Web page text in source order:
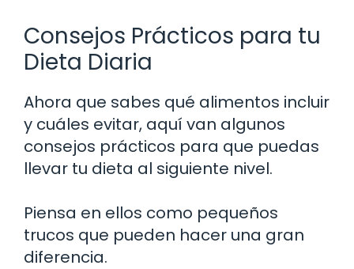
Consejos Prácticos para tu
Dieta Diaria
Ahora que sabes qué alimentos incluir
y cuáles evitar, aquí van algunos
consejos prácticos para que puedas
llevar tu dieta al siguiente nivel.
Piensa en ellos como pequeños
trucos que pueden hacer una gran
diferencia.